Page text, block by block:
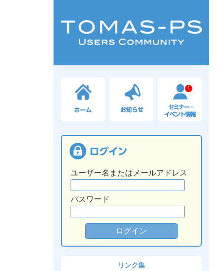
1
ユーザー名またはメールアドレス
パスワード
リンク集